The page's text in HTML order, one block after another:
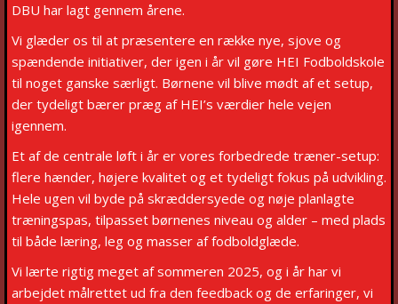
DBU har lagt gennem årene.
Vi glæder os til at præsentere en række nye, sjove og
spændende initiativer, der igen i år vil gøre HEI Fodboldskole
til noget ganske særligt. Børnene vil blive mødt af et setup,
der tydeligt bærer præg af HEI’s værdier hele vejen
igennem.
Et af de centrale løft i år er vores forbedrede træner-setup:
flere hænder, højere kvalitet og et tydeligt fokus på udvikling.
Hele ugen vil byde på skræddersyede og nøje planlagte
træningspas, tilpasset børnenes niveau og alder – med plads
til både læring, leg og masser af fodboldglæde.
Vi lærte rigtig meget af sommeren 2025, og i år har vi
arbejdet målrettet ud fra den feedback og de erfaringer, vi